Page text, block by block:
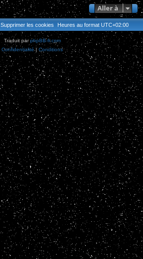
Aller à
Heures au format UTC+02:00
Supprimer les cookies
Traduit parphpBB-fr.com
Confidentialité|Conditions